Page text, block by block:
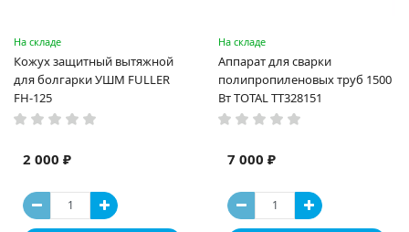
На складе
Кожух защитный вытяжной
для болгарки УШМ FULLER
FH-125
2 000 ₽
На складе
Аппарат для сварки
полипропиленовых труб 1500
Вт TOTAL TT328151
7 000 ₽